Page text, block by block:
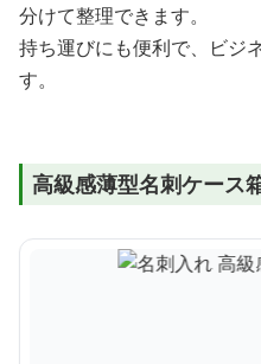
分けて整理できます。
持ち運びにも便利で、ビジ
す。
高級感薄型名刺ケース